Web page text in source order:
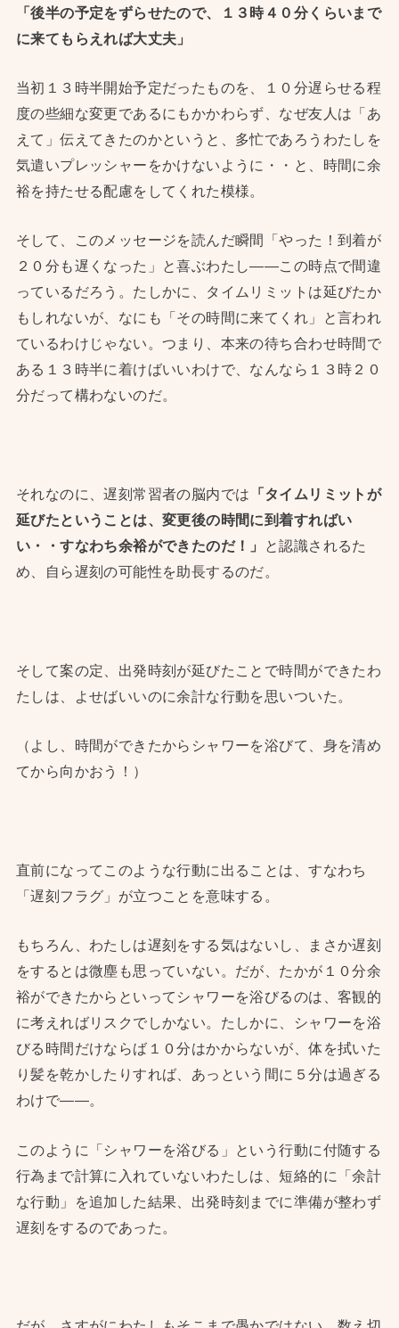
「後半の予定をずらせたので、１３時４０分くらいまで
に来てもらえれば大丈夫」
当初１３時半開始予定だったものを、１０分遅らせる程
度の些細な変更であるにもかかわらず、なぜ友人は「あ
えて」伝えてきたのかというと、多忙であろうわたしを
気遣いプレッシャーをかけないように・・と、時間に余
裕を持たせる配慮をしてくれた模様。
そして、このメッセージを読んだ瞬間「やった！到着が
２０分も遅くなった」と喜ぶわたし——この時点で間違
っているだろう。たしかに、タイムリミットは延びたか
もしれないが、なにも「その時間に来てくれ」と言われ
ているわけじゃない。つまり、本来の待ち合わせ時間で
ある１３時半に着けばいいわけで、なんなら１３時２０
分だって構わないのだ。
それなのに、遅刻常習者の脳内では 「タイムリミットが
延びたということは、変更後の時間に到着すればい
い・・すなわち余裕ができたのだ！」
と認識されるた
め、自ら遅刻の可能性を助長するのだ。
そして案の定、出発時刻が延びたことで時間ができたわ
たしは、よせばいいのに余計な行動を思いついた。
（よし、時間ができたからシャワーを浴びて、身を清め
てから向かおう！）
直前になってこのような行動に出ることは、すなわち
「遅刻フラグ」が立つことを意味する。
もちろん、わたしは遅刻をする気はないし、まさか遅刻
をするとは微塵も思っていない。だが、たかが１０分余
裕ができたからといってシャワーを浴びるのは、客観的
に考えればリスクでしかない。たしかに、シャワーを浴
びる時間だけならば１０分はかからないが、体を拭いた
り髪を乾かしたりすれば、あっという間に５分は過ぎる
わけで——。
このように「シャワーを浴びる」という行動に付随する
行為まで計算に入れていないわたしは、短絡的に「余計
な行動」を追加した結果、出発時刻までに準備が整わず
遅刻をするのであった。